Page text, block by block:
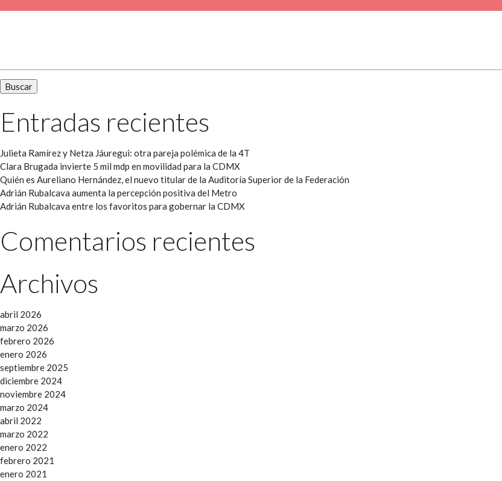
Entradas recientes
Julieta Ramírez y Netza Jáuregui: otra pareja polémica de la 4T
Clara Brugada invierte 5 mil mdp en movilidad para la CDMX
Quién es Aureliano Hernández, el nuevo titular de la Auditoría Superior de la Federación
Adrián Rubalcava aumenta la percepción positiva del Metro
Adrián Rubalcava entre los favoritos para gobernar la CDMX
Comentarios recientes
Archivos
abril 2026
marzo 2026
febrero 2026
enero 2026
septiembre 2025
diciembre 2024
noviembre 2024
marzo 2024
abril 2022
marzo 2022
enero 2022
febrero 2021
enero 2021